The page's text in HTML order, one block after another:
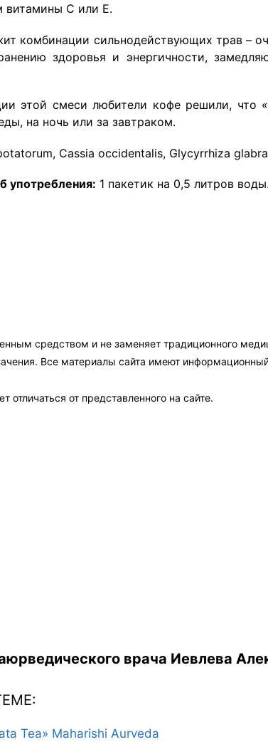
витамины C или Е.
комбинации сильнодействующих трав –
здоровья и энергичности,
этой смеси любители кофе решили, что
на ночь или за завтраком.
Cassia occidentalis, Glycyrrhiza
употребления: 1 пакетик на 0,5 литров
средством и не заменяет традиционного
Все материалы сайта имеют
отличаться от представленного на сайте.
врача Иевлева
Tea» Maharishi Aurveda